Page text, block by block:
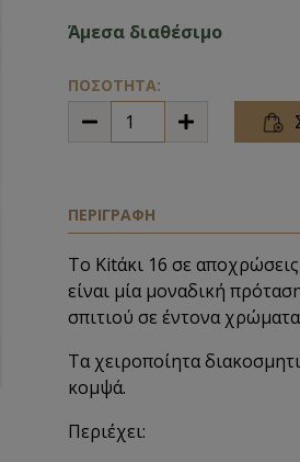
Άμεσα διαθέσιμο
ΠΟΣΟΤΗΤΑ:
ΠΕΡΙΓΡΑΦΗ
Το Kitάκι 16 σε
είναι μία μοναδική
σπιτιού σε έντονα
Τα χειροποίητα
κομψά.
Περιέχει: